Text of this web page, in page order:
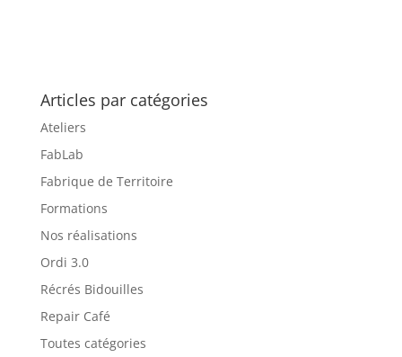
Articles par catégories
Ateliers
FabLab
Fabrique de Territoire
Formations
Nos réalisations
Ordi 3.0
Récrés Bidouilles
Repair Café
Toutes catégories